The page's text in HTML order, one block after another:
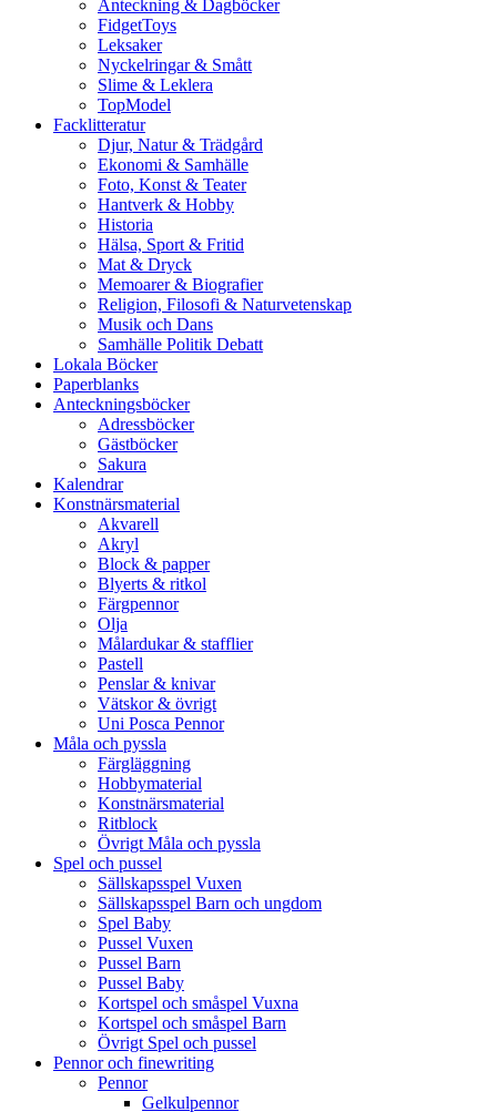
Anteckning & Dagböcker
FidgetToys
Leksaker
Nyckelringar & Smått
Slime & Leklera
TopModel
Facklitteratur
Djur, Natur & Trädgård
Ekonomi & Samhälle
Foto, Konst & Teater
Hantverk & Hobby
Historia
Hälsa, Sport & Fritid
Mat & Dryck
Memoarer & Biografier
Religion, Filosofi & Naturvetenskap
Musik och Dans
Samhälle Politik Debatt
Lokala Böcker
Paperblanks
Anteckningsböcker
Adressböcker
Gästböcker
Sakura
Kalendrar
Konstnärsmaterial
Akvarell
Akryl
Block & papper
Blyerts & ritkol
Färgpennor
Olja
Målardukar & stafflier
Pastell
Penslar & knivar
Vätskor & övrigt
Uni Posca Pennor
Måla och pyssla
Färgläggning
Hobbymaterial
Konstnärsmaterial
Ritblock
Övrigt Måla och pyssla
Spel och pussel
Sällskapsspel Vuxen
Sällskapsspel Barn och ungdom
Spel Baby
Pussel Vuxen
Pussel Barn
Pussel Baby
Kortspel och småspel Vuxna
Kortspel och småspel Barn
Övrigt Spel och pussel
Pennor och finewriting
Pennor
Gelkulpennor